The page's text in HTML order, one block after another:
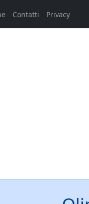
Contatti Privacy